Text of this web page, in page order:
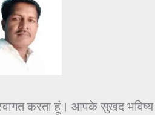
करता हूं। आपके सुखद भविष्य